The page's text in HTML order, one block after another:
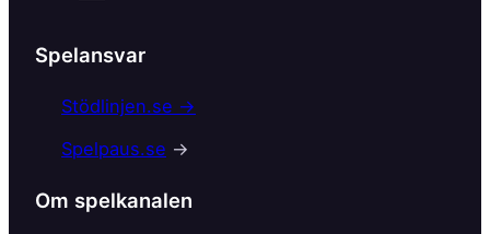
e
b
o
k
Spelansvar
Stödlinjen.se →
Spelpaus.se →
Om spelkanalen